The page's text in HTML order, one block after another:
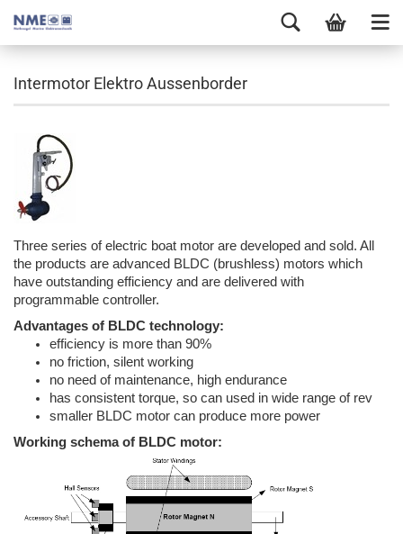
Intermotor Elektro Aussenborder
Three series of electric boat motor are developed and sold. All
the products are advanced BLDC (brushless) motors which
have outstanding efficiency and are delivered with
programmable controller.
Advantages of BLDC technology:
efficiency is more than 90%
no friction, silent working
no need of maintenance, high endurance
has consistent torque, so can used in wide range of rev
smaller BLDC motor can produce more power
Working schema of BLDC motor: